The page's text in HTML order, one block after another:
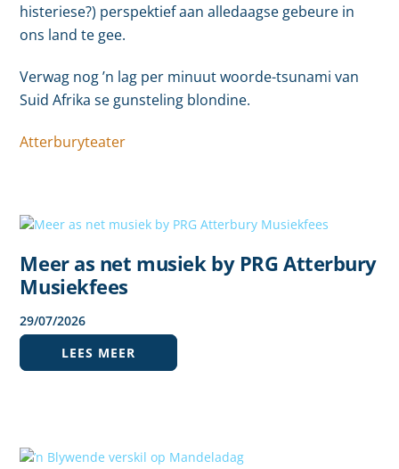
histeriese?) perspektief aan alledaagse gebeure in
ons land te gee.
Verwag nog ’n lag per minuut woorde-tsunami van
Suid Afrika se gunsteling blondine.
Atterburyteater
Meer as net musiek by PRG Atterbury
Musiekfees
29/07/2026
LEES MEER